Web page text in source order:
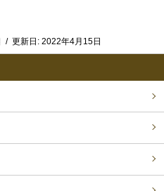
/ 更新日: 2022年4月15日